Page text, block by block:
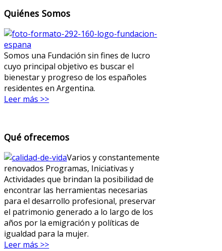
Quiénes Somos
Somos una Fundación sin fines de lucro
cuyo principal objetivo es buscar el
bienestar y progreso de los españoles
residentes en Argentina.
Leer más >>
Qué ofrecemos
Varios y constantemente
renovados Programas, Iniciativas y
Actividades que brindan la posibilidad de
encontrar las herramientas necesarias
para el desarrollo profesional, preservar
el patrimonio generado a lo largo de los
años por la emigración y políticas de
igualdad para la mujer.
Leer más >>